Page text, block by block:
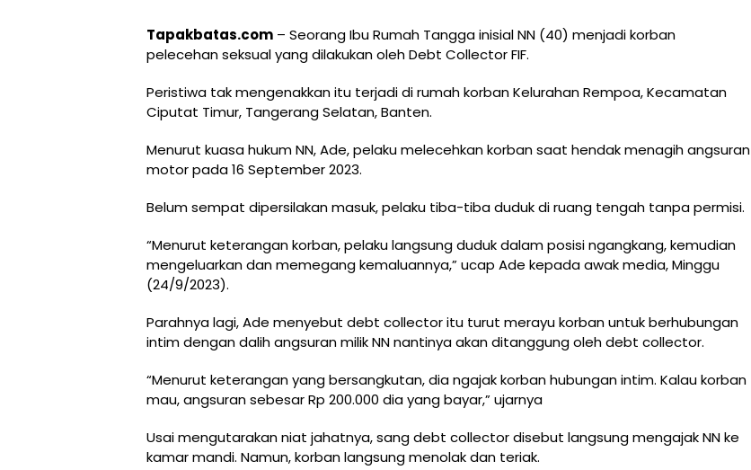
Tapakbatas.com – Seorang Ibu Rumah Tangga inisial NN (40) menjadi korban
pelecehan seksual yang dilakukan oleh Debt Collector FIF.
Peristiwa tak mengenakkan itu terjadi di rumah korban Kelurahan Rempoa, Kecamatan
Ciputat Timur, Tangerang Selatan, Banten.
Menurut kuasa hukum NN, Ade, pelaku melecehkan korban saat hendak menagih angsuran
motor pada 16 September 2023.
Belum sempat dipersilakan masuk, pelaku tiba-tiba duduk di ruang tengah tanpa permisi.
“Menurut keterangan korban, pelaku langsung duduk dalam posisi ngangkang, kemudian
mengeluarkan dan memegang kemaluannya,” ucap Ade kepada awak media, Minggu
(24/9/2023).
Parahnya lagi, Ade menyebut debt collector itu turut merayu korban untuk berhubungan
intim dengan dalih angsuran milik NN nantinya akan ditanggung oleh debt collector.
“Menurut keterangan yang bersangkutan, dia ngajak korban hubungan intim. Kalau korban
mau, angsuran sebesar Rp 200.000 dia yang bayar,” ujarnya
Usai mengutarakan niat jahatnya, sang debt collector disebut langsung mengajak NN ke
kamar mandi. Namun, korban langsung menolak dan teriak.